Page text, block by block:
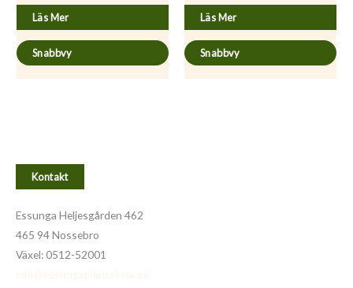
Läs Mer
Snabbvy
Läs Mer
Snabbvy
Kontakt
Essunga Heljesgården 462
465 94 Nossebro
Växel: 0512-52001
info@essungaplantskola.se